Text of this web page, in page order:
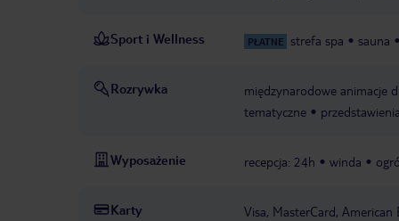
Sport i Wellness PŁATNE strefa spa sauna
Rozrywka międzynarodowe animacje
tematyczne
Wyposażenie recepcja: 24h winda
Karty Visa, MasterCard, American